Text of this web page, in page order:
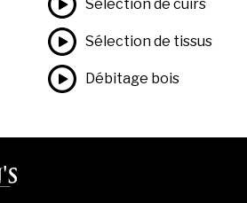
Sélection de cuirs
Sélection de tissus
Débitage bois